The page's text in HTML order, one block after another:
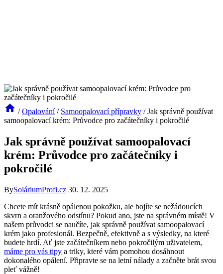
/ Opalování / Samoopalovací přípravky / Jak správně používat
samoopalovací krém: Průvodce pro začátečníky i pokročilé
Jak správně používat samoopalovací
krém: Průvodce pro začátečníky i
pokročilé
BySoláriumProfi.cz 30. 12. 2025
Chcete mít krásně opálenou pokožku, ale bojíte se nežádoucích
skvrn a oranžového odstínu? Pokud ano, jste na správném místě! V
našem průvodci se naučíte, jak správně používat samoopalovací
krém jako profesionál. Bezpečně, efektivně a s výsledky, na které
budete hrdí. Ať jste začátečníkem nebo pokročilým uživatelem,
máme pro vás tipy a triky, které vám pomohou dosáhnout
dokonalého opálení. Připravte se na letní nálady a začněte brát svou
pleť vážně!